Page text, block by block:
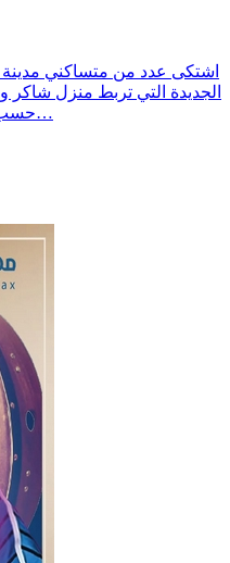
اشتكى عدد من متساكني مدينة
الجديدة التي تربط منزل
حسب الصور المصاحبة والغريب انها شبه…